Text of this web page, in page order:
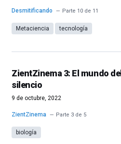
Desmitificando Parte 10 de 11
Metaciencia tecnología
ZientZinema 3: El mundo del
silencio
9 de octubre, 2022
ZientZinema Parte 3 de 5
biología